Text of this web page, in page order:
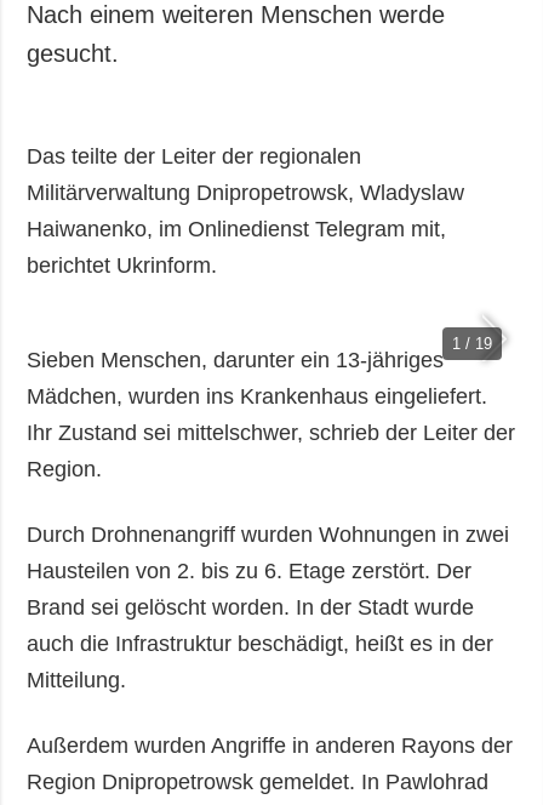
Nach einem weiteren Menschen werde
gesucht.
Das teilte der Leiter der regionalen
Militärverwaltung Dnipropetrowsk, Wladyslaw
Haiwanenko, im Onlinedienst Telegram mit,
berichtet Ukrinform.
1 / 19
Sieben Menschen, darunter ein 13-jähriges
Mädchen, wurden ins Krankenhaus eingeliefert.
Ihr Zustand sei mittelschwer, schrieb der Leiter der
Region.
Durch Drohnenangriff wurden Wohnungen in zwei
Hausteilen von 2. bis zu 6. Etage zerstört. Der
Brand sei gelöscht worden. In der Stadt wurde
auch die Infrastruktur beschädigt, heißt es in der
Mitteilung.
Außerdem wurden Angriffe in anderen Rayons der
Region Dnipropetrowsk gemeldet. In Pawlohrad